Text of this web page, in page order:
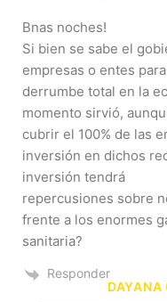
Bnas noches!
Si bien se sabe el
empresas o entes
derrumbe total en la
momento sirvió,
cubrir el 100% de las
inversión en dichos
inversión tendrá
repercusiones sobre
frente a los enormes
sanitaria?
Responder
DAYANA